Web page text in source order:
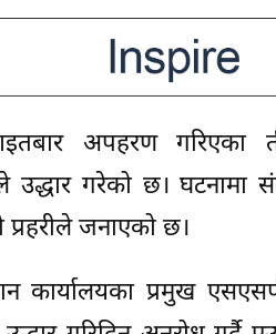
अपहरण गरिएका
उद्धार गरेको छ।
प्रहरीले जनाएको छ।
कार्यालयका प्रमुख